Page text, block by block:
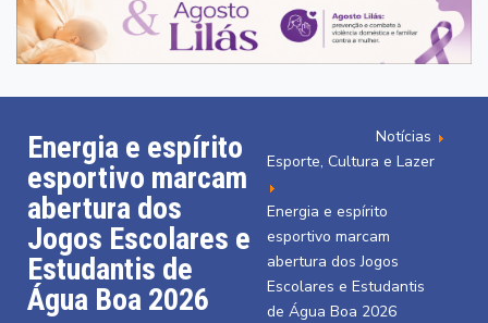
Energia e espírito
esportivo marcam
abertura dos
Jogos Escolares e
Estudantis de
Água Boa 2026
Notícias
Esporte, Cultura e Lazer
Energia e espírito
esportivo marcam
abertura dos Jogos
Escolares e Estudantis
de Água Boa 2026